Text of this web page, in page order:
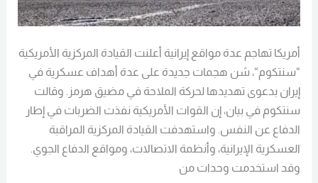
أمريكا تهاجم عدة مواقع إيرانية أعلنت القيادة المركزية الأمريكية
“سنتكوم“، شن هجمات جديدة على عدة أهداف عسكرية في
إيران بدعوى تهديدها لحركة الملاحة في مضيق هرمز. وقالت
سنتكوم في بيان، إن القوات الأمريكية نفذت الضربات في إطار
الدفاع عن النفس. واستهدفت القيادة المركزية المراقبة
العسكرية الإيرانية، وأنظمة الاتصالات، ومواقع الدفاع الجوي.
وقد استخدمت وحدات من